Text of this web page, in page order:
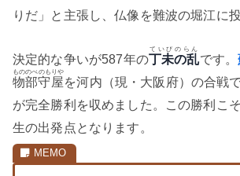
りだ」と主張し、仏像を難波の堀江に
決定的な争いが587年の丁未の乱
ていびのらん
です。
物部守屋
もののべのもりや
を河内（現・大阪府）の合戦
が完全勝利を収めました。この勝利こ
生の出発点となります。